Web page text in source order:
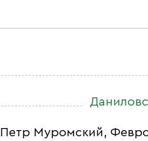
Петр Муромский,